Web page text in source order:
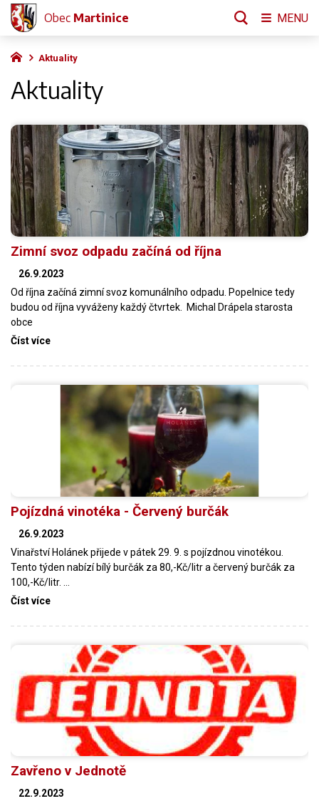
Aktuality
Aktuality
Zimní svoz odpadu začíná od října
26.9.2023
Od října začíná zimní svoz komunálního odpadu. Popelnice tedy
budou od října vyváženy každý čtvrtek. Michal Drápela starosta
obce
Číst více
Pojízdná vinotéka - Červený burčák
26.9.2023
Vinařství Holánek přijede v pátek 29. 9. s pojízdnou vinotékou.
Tento týden nabízí bílý burčák za 80,-Kč/litr a červený burčák za
100,-Kč/litr. …
Číst více
Zavřeno v Jednotě
22.9.2023
Obec Martinice MENU